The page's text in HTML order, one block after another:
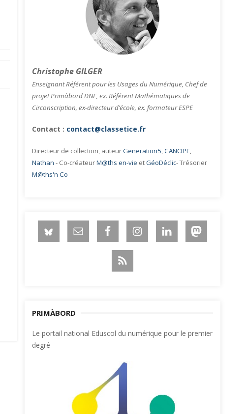
Christophe GILGER
Enseignant Référent pour les Usages du Numérique, Chef de
projet Primàbord DNE, ex. Référent Mathématiques de
Circonscription, ex-directeur d’école, ex. formateur ESPE
Contact : contact@classetice.fr
Directeur de collection, auteurGeneration5,CANOPE,
Nathan - Co-créateurM@ths en-vie etGéoDéclic- Trésorier
M@ths'n Co
PRIMÀBORD
Le portail national Eduscol du numérique pour le premier
degré